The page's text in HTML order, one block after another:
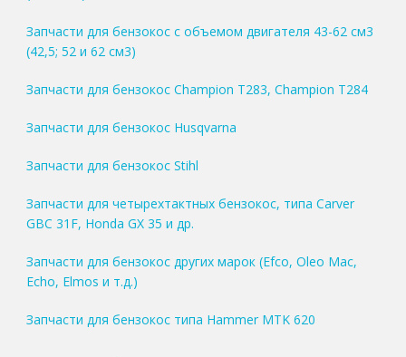
Запчасти для бензокос с объемом двигателя 43-62 см3
(42,5; 52 и 62 см3)
Запчасти для бензокос Champion T283, Champion T284
Запчасти для бензокос Husqvarna
Запчасти для бензокос Stihl
Запчасти для четырехтактных бензокос, типа Carver
GBC 31F, Honda GX 35 и др.
Запчасти для бензокос других марок (Efco, Oleo Mac,
Echo, Elmos и т.д.)
Запчасти для бензокос типа Hammer MTK 620